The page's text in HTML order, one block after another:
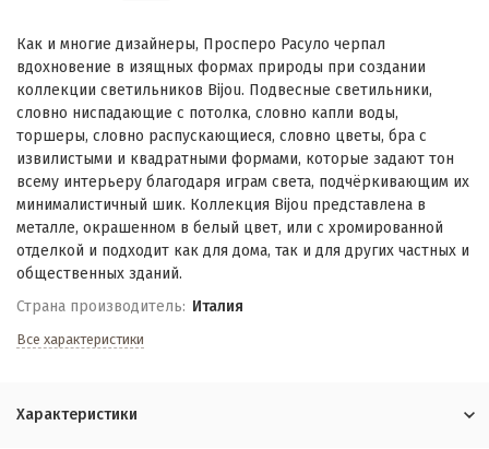
Как и многие дизайнеры, Просперо Расуло черпал
вдохновение в изящных формах природы при создании
коллекции светильников Bijou. Подвесные светильники,
словно ниспадающие с потолка, словно капли воды,
торшеры, словно распускающиеся, словно цветы, бра с
извилистыми и квадратными формами, которые задают тон
всему интерьеру благодаря играм света, подчёркивающим их
минималистичный шик. Коллекция Bijou представлена в
металле, окрашенном в белый цвет, или с хромированной
отделкой и подходит как для дома, так и для других частных и
общественных зданий.
Страна производитель: Италия
Все характеристики
Характеристики